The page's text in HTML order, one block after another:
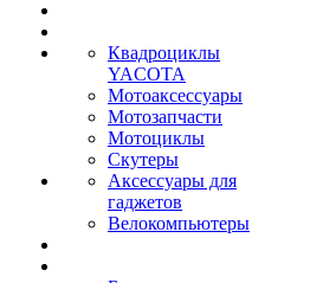
Квадроциклы
YACOTA
Мотоаксессуары
Мотозапчасти
Мотоциклы
Скутеры
Аксессуары для
гаджетов
Велокомпьютеры